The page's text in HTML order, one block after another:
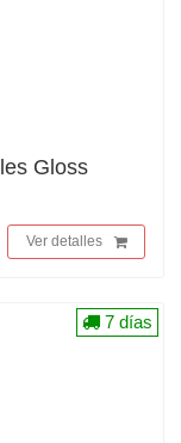
Gloss
Ver detalles
7 días